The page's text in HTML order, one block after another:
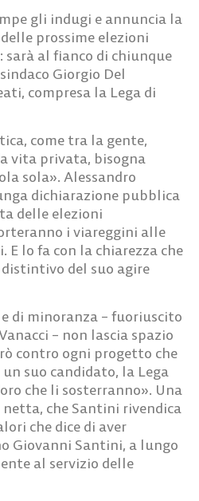
gli indugi e annuncia la
prossime elezioni
sarà al fianco di chiunque
Giorgio Del
compresa la Lega di
come tra la gente,
vita privata, bisogna
sola». Alessandro
dichiarazione pubblica
delle elezioni
i viareggini alle
E lo fa con la chiarezza che
del suo agire
di minoranza – fuoriuscito
– non lascia spazio
contro ogni progetto che
suo candidato, la Lega
che li sosterranno». Una
che Santini rivendica
che dice di aver
Giovanni Santini, a lungo
al servizio delle